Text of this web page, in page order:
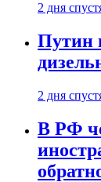
2 дня
Путин
2 дня
В РФ